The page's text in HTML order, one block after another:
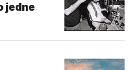
jedne